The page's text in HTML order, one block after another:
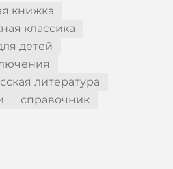
книжка
классика
детей
литература
справочник